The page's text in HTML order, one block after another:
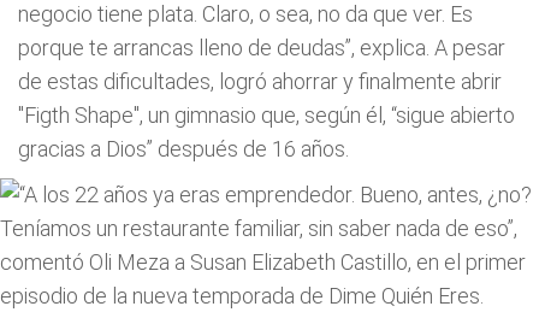
negocio tiene plata. Claro, o sea, no da que ver. Es
porque te arrancas lleno de deudas”, explica. A pesar
de estas dificultades, logró ahorrar y finalmente abrir
"Figth Shape", un gimnasio que, según él, “sigue abierto
gracias a Dios” después de 16 años.